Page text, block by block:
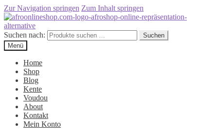
Zur Navigation springen Zum Inhalt springen
Suchen nach:
Suchen
Menü
Home
Shop
Blog
Kente
Voudou
About
Kontakt
Mein Konto